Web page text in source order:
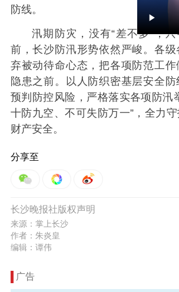
防线。
汛期防灾，没有“差不多”，
前，长沙防汛形势依然严峻。各
弃被动待命心态，把各项防范工作
隐患之前。以人防织密基层安全
预判防控风险，严格落实各项防汛
十防九空、不可失防万一”，全力
财产安全。
分享至
长沙晚报社版权声明
来源：掌上长沙
作者：朱炎皇
编辑：谭伟
广告